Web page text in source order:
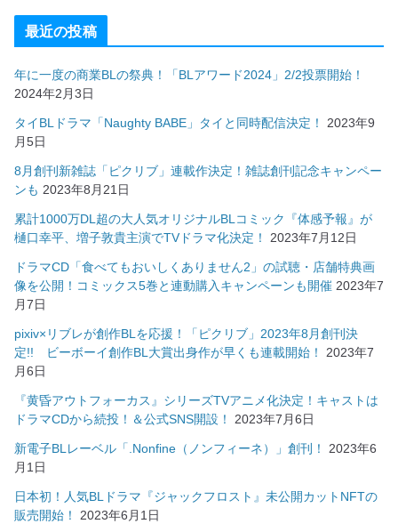
最近の投稿
年に一度の商業BLの祭典！「BLアワード2024」2/2投票開始！
2024年2月3日
タイBLドラマ「Naughty BABE」タイと同時配信決定！
2023年9
月5日
8月創刊新雑誌「ピクリブ」連載作決定！雑誌創刊記念キャンペー
ンも 2023年8月21日
累計1000万DL超の大人気オリジナルBLコミック『体感予報』が
樋口幸平、増子敦貴主演でTVドラマ化決定！
2023年7月12日
ドラマCD「食べてもおいしくありません2」の試聴・店舗特典画
像を公開！コミックス5巻と連動購入キャンペーンも開催 2023年7
月7日
pixiv×リブレが創作BLを応援！「ピクリブ」2023年8月創刊決
定!! ビーボーイ創作BL大賞出身作が早くも連載開始！
2023年7
月6日
『黄昏アウトフォーカス』シリーズTVアニメ化決定！キャストは
ドラマCDから続投！＆公式SNS開設！
2023年7月6日
新電子BLレーベル「.Nonfine（ノンフィーネ）」創刊！
2023年6
月1日
日本初！人気BLドラマ『ジャックフロスト』未公開カットNFTの
販売開始！
2023年6月1日